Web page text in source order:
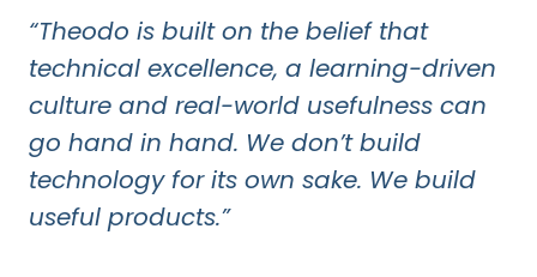
“Theodo is built on the belief that
technical excellence, a learning-driven
culture and real-world usefulness can
go hand in hand. We don’t build
technology for its own sake. We build
useful products.”